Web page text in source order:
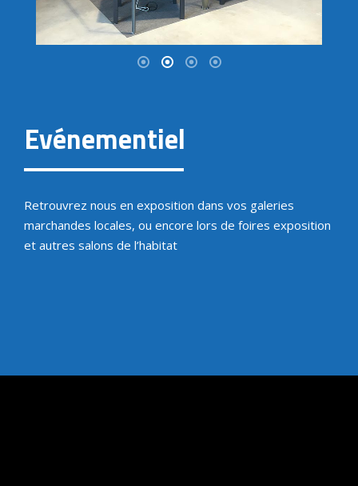
Evénementiel
Retrouvrez nous en exposition dans vos galeries
marchandes locales, ou encore lors de foires exposition
et autres salons de l’habitat